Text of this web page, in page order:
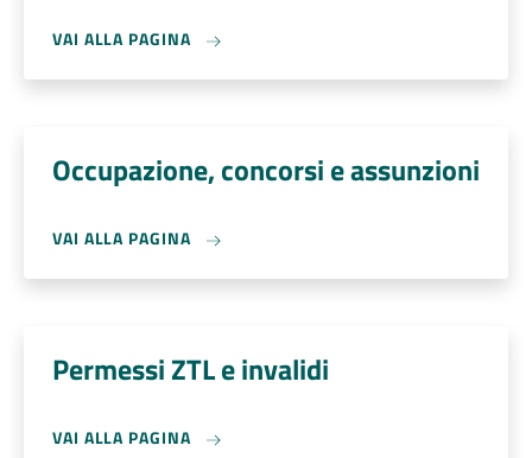
VAI ALLA PAGINA
Occupazione, concorsi e assunzioni
VAI ALLA PAGINA
Permessi ZTL e invalidi
VAI ALLA PAGINA